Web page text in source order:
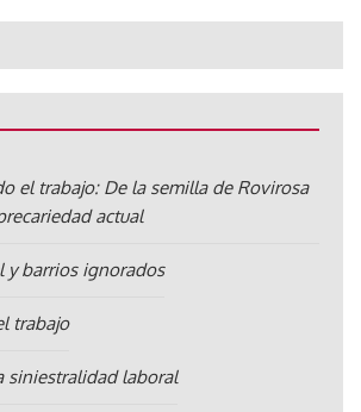
el trabajo: De la semilla de Rovirosa
actual
y barrios ignorados
trabajo
siniestralidad laboral